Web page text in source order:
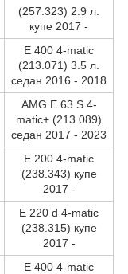
(257.323) 2.9 л.
купе 2017 -
E 400 4-matic
(213.071) 3.5 л.
седан 2016 - 2018
AMG E 63 S 4-
matic+ (213.089)
седан 2017 - 2023
E 200 4-matic
(238.343) купе
2017 -
E 220 d 4-matic
(238.315) купе
2017 -
E 400 4-matic